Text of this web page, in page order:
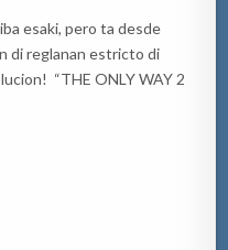
esaki, pero ta desde
di reglanan estricto di
“THE ONLY WAY 2